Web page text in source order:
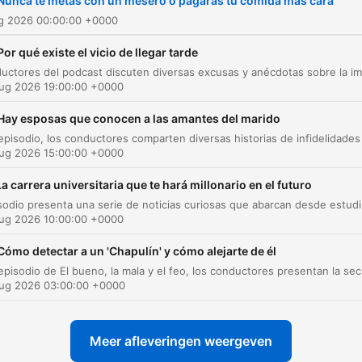
nuevos con actualidad,
graciosas, consejos de
relaciones de pareja, sexo,
imitaciones que te traerán
diversión. ¡Ningún tema
actualizaciones y más
contenidos interesantes:
https://
Instagram BMF:
2026 00:00:00 +0000
qué existe el vicio de llegar tarde
2026 19:00:00 +0000
esposas que conocen a las amantes del marido
2026 15:00:00 +0000
carrera universitaria que te hará millonario en el futuro
2026 10:00:00 +0000
detectar a un 'Chapulín' y cómo alejarte de él
2026 03:00:00 +0000
Meer afleveringen weergeven